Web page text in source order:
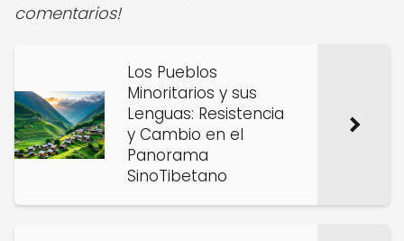
comentarios!
Los Pueblos
Minoritarios y sus
Lenguas: Resistencia
y Cambio en el
Panorama
SinoTibetano